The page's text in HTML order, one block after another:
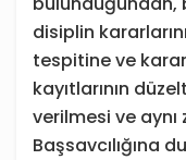
disiplin
tespitine ve
kayıtlarının
verilmesi ve
Başsavcılığına